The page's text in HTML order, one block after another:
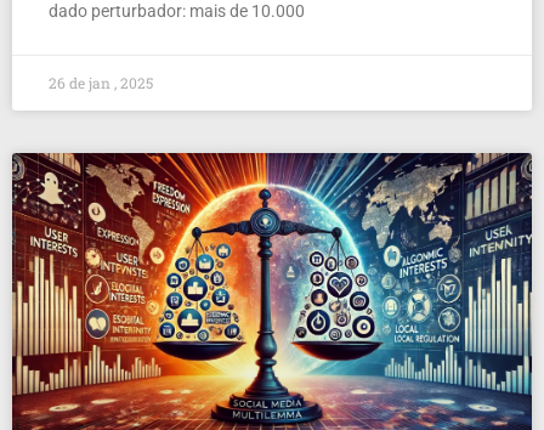
dado perturbador: mais de 10.000
26 de jan , 2025